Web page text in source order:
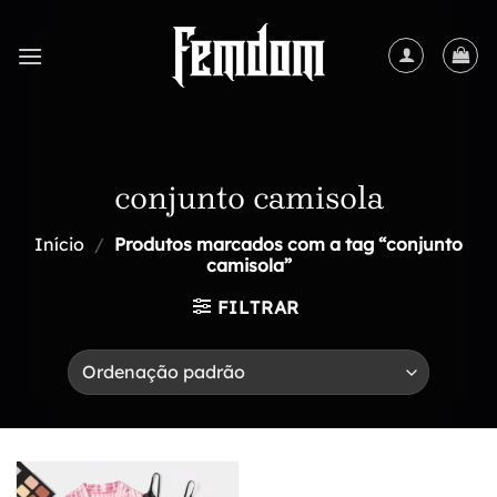
content
conjunto camisola
Início / Produtos marcados com a tag “conjunto
camisola”
FILTRAR